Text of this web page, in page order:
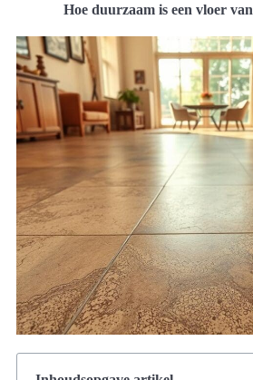
Hoe duurzaam is een vloer